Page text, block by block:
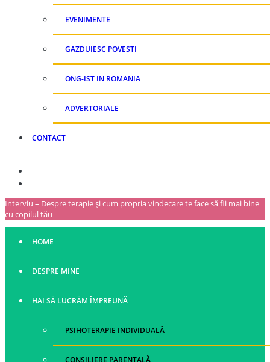
EVENIMENTE
GAZDUIESC POVESTI
ONG-IST IN ROMANIA
ADVERTORIALE
CONTACT
Interviu – Despre terapie și cum propria vindecare te face să fii mai bine
cu copilul tău
HOME
DESPRE MINE
HAI SĂ LUCRĂM ÎMPREUNĂ
PSIHOTERAPIE INDIVIDUALĂ
CONSILIERE PARENTALĂ